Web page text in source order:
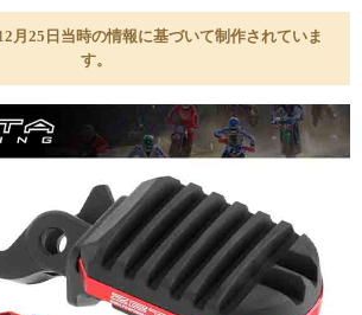
月25日当時の情報に基づいて制作されていま
す。